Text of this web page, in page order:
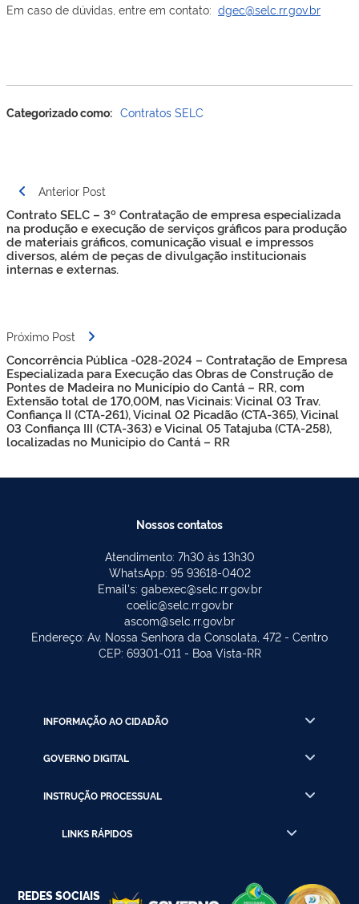
Em caso de dúvidas, entre em contato: dgec@selc.rr.gov.br
Categorizado como: Contratos SELC
Navegação
de
Post
Anterior Post
Contrato SELC – 3º Contratação de empresa especializada
na produção e execução de serviços gráficos para produção
de materiais gráficos, comunicação visual e impressos
diversos, além de peças de divulgação institucionais
internas e externas.
Próximo Post
Concorrência Pública -028-2024 – Contratação de Empresa
Especializada para Execução das Obras de Construção de
Pontes de Madeira no Município do Cantá – RR, com
Extensão total de 170,00M, nas Vicinais: Vicinal 03 Trav.
Confiança II (CTA-261), Vicinal 02 Picadão (CTA-365), Vicinal
03 Confiança III (CTA-363) e Vicinal 05 Tatajuba (CTA-258),
localizadas no Município do Cantá – RR
Nossos contatos
Atendimento: 7h30 às 13h30
WhatsApp: 95 93618-0402
Email's: gabexec@selc.rr.gov.br
coelic@selc.rr.gov.br
ascom@selc.rr.gov.br
Endereço: Av. Nossa Senhora da Consolata, 472 - Centro
CEP: 69301-011 - Boa Vista-RR
INFORMAÇÃO AO CIDADÃO
GOVERNO DIGITAL
INSTRUÇÃO PROCESSUAL
LINKS RÁPIDOS
REDES SOCIAIS